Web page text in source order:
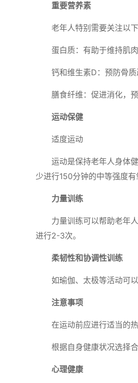
重要营养素
老年人特别需要关注以
蛋白质：有助于维持肌
钙和维生素D：预防骨
膳食纤维：促进消化，
运动保健
适度运动
运动是保持老年人身体
少进行150分钟的中等强度有
力量训练
力量训练可以帮助老年
进行2-3次。
柔韧性和协调性训练
如瑜伽、太极等活动可
注意事项
在运动前应进行适当的
根据自身健康状况选择
心理健康